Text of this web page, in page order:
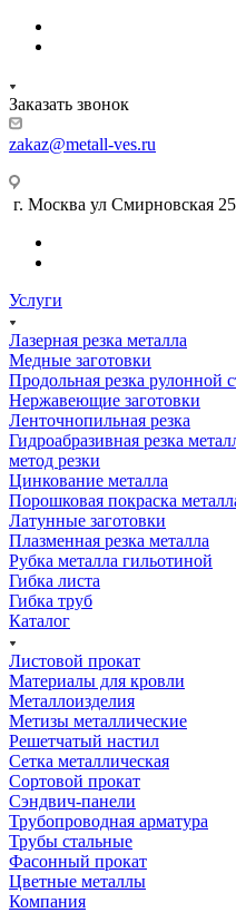
Заказать звонок
zakaz@metall-ves.ru
г. Москва ул Смирновская
Услуги
Лазерная резка металла
Медные заготовки
Продольная резка рулонной
Нержавеющие заготовки
Ленточнопильная резка
Гидроабразивная резка
метод резки
Цинкование металла
Порошковая покраска
Латунные заготовки
Плазменная резка металла
Рубка металла гильотиной
Гибка листа
Гибка труб
Каталог
Листовой прокат
Материалы для кровли
Металлоизделия
Метизы металлические
Решетчатый настил
Сетка металлическая
Сортовой прокат
Сэндвич-панели
Трубопроводная арматура
Трубы стальные
Фасонный прокат
Цветные металлы
Компания